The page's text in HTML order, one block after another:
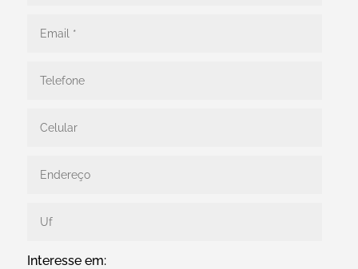
Interesse em: